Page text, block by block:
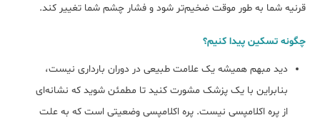
قرنیه شما به طور موقت ضخیم‌تر شود و فشار چشم شما تغییر کند.
چگونه تسکین پیدا کنیم؟
دید مبهم همیشه یک علامت طبیعی در دوران بارداری نیست،
بنابراین با یک پزشک مشورت کنید تا مطمئن شوید که نشانه‌ای
از پره اکلامپسی نیست. پره اکلامپسی وضعیتی است که به علت